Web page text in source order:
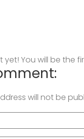
yet! You will be the
will not be